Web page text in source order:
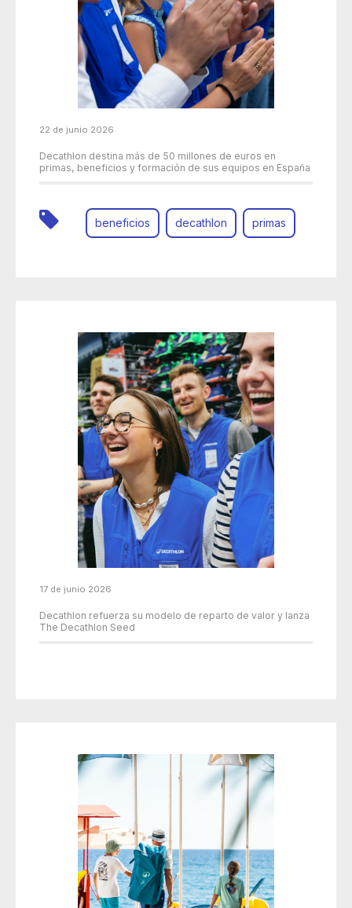
22 de junio 2026
Decathlon destina más de 50 millones de euros en
primas, beneficios y formación de sus equipos en España
beneficios decathlon primas
17 de junio 2026
Decathlon refuerza su modelo de reparto de valor y lanza
The Decathlon Seed